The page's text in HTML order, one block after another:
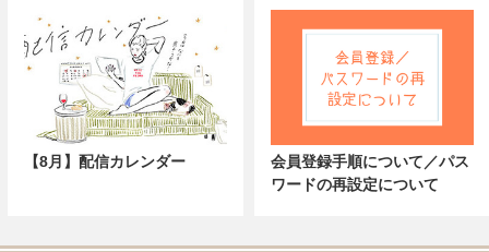
【8月】配信カレンダー
会員登録手順について／パス
ワードの再設定について